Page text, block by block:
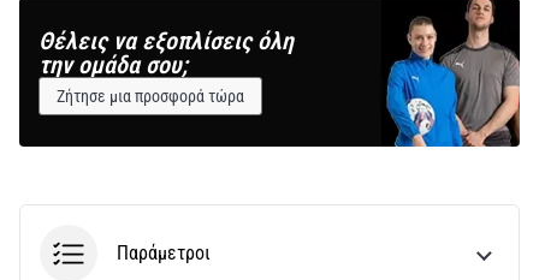
Θέλεις να εξοπλίσεις όλη
την ομάδα σου;
Ζήτησε μια προσφορά τώρα
Παράμετροι